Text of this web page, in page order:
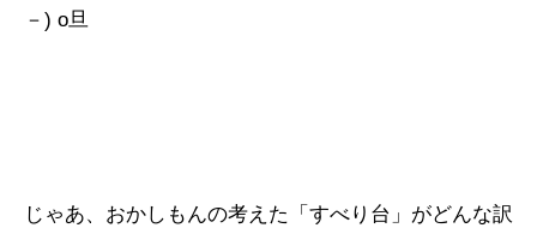
－) o旦
じゃあ、おかしもんの考えた「すべり台」がどんな訳